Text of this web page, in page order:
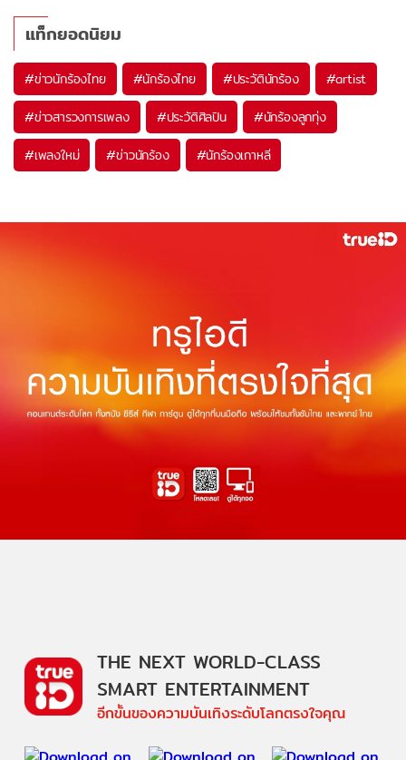
แท็กยอดนิยม
#ข่าวนักร้องไทย #นักร้องไทย #ประวัตินักร้อง #artist
#ข่าวสารวงการเพลง #ประวัติศิลปิน #นักร้องลูกทุ่ง
#เพลงใหม่ #ข่าวนักร้อง #นักร้องเกาหลี
THE NEXT WORLD-CLASS
SMART ENTERTAINMENT
อีกขั้นของความบันเทิงระดับโลกตรงใจคุณ